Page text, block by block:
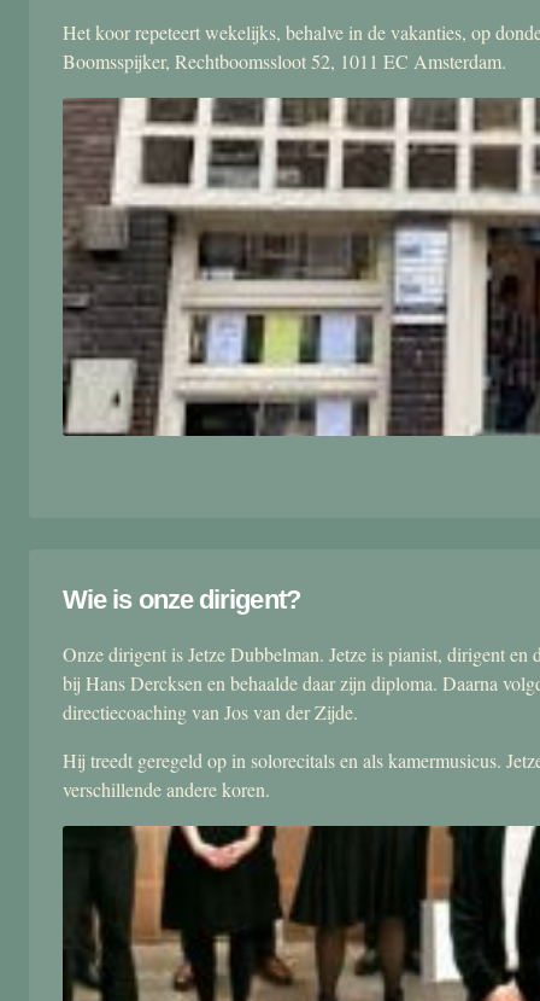
Het koor repeteert wekelijks, behalve in de vakanties, op
Boomsspijker, Rechtboomssloot 52, 1011 EC Amsterdam.
Wie is onze dirigent?
Onze dirigent is Jetze Dubbelman. Jetze is pianist, dirigent
bij Hans Dercksen en behaalde daar zijn diploma. Daarna
directiecoaching van Jos van der Zijde.
Hij treedt geregeld op in solorecitals en als kamermusicus.
verschillende andere koren.